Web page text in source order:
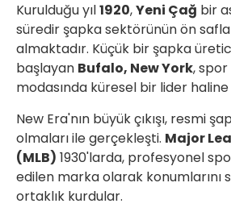
Kurulduğu yıl1920,Yeni Çağ bir
süredir şapka sektörünün ön
almaktadır. Küçük bir şapka
başlayan Bufalo, New York,
modasında küresel bir lider haline
New Era'nın büyük çıkışı, resmi
olmaları ile gerçekleşti. Major
(MLB) 1930'larda, profesyonel
edilen marka olarak konumlarını
ortaklık kurdular.